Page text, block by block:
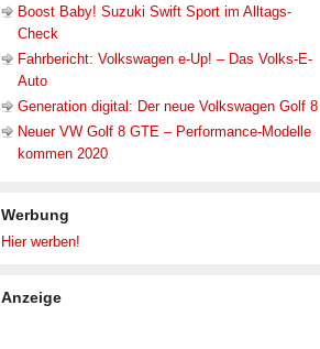
Boost Baby! Suzuki Swift Sport im Alltags-
Check
Fahrbericht: Volkswagen e-Up! – Das Volks-E-
Auto
Generation digital: Der neue Volkswagen Golf 8
Neuer VW Golf 8 GTE – Performance-Modelle
kommen 2020
Werbung
Hier werben!
Anzeige